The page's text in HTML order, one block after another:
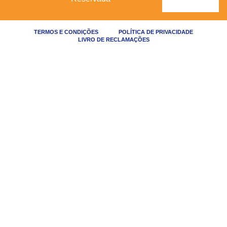
TERMOS E CONDIÇÕES
POLÍTICA DE PRIVACIDADE
LIVRO DE RECLAMAÇÕES